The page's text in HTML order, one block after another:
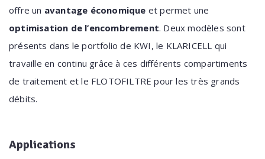
offre un avantage économique et permet une
optimisation de l’encombrement. Deux modèles sont
présents dans le portfolio de KWI, le KLARICELL qui
travaille en continu grâce à ces différents compartiments
de traitement et le FLOTOFILTRE pour les très grands
débits.
Applications